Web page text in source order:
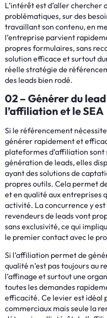
L’intérêt est d’aller chercher
problématiques, sur des
travaillant son contenu, en
l’entreprise parvient
propres formulaires, sans
solution efficace et surtout
réelle stratégie de
des leads bien rodé.
02 – Générer du
l’affiliation et le SEA
Si le référencement
générer rapidement et
plateformes d’affiliation sont
génération de leads, elles
ayant des solutions de
propres outils. Cela permet
et en qualité aux entreprises
activité. La concurrence y est
revendeurs de leads vont
sans exclusivité, ce qui
le premier contact avec le
Si l’affiliation permet de
qualité n’est pas toujours au
l’affinage et surtout une
toutes les demandes
efficacité. Ce levier est idéal
commerciaux mais seule la